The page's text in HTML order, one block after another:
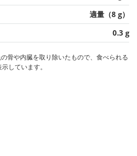
適量（8 g）
0.3 g
骨や内臓を取り除いたもので、食べられる
しています。